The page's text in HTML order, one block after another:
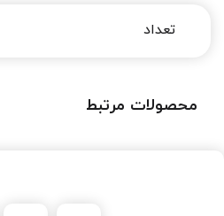
محصولات مرتبط